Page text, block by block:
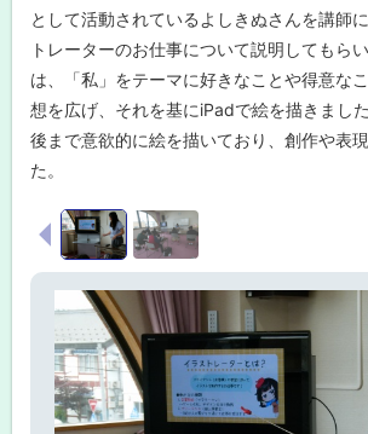
子
も
読
書
体
験
事
業
ラ
ス
ト
として活動されているよしきぬさんを講師
トレーターのお仕事について説明してもら
は、「私」をテーマに好きなことや得意な
想を広げ、それを基にiPadで絵を描きまし
後まで意欲的に絵を描いており、創作や表
た。
像
ス
前へ